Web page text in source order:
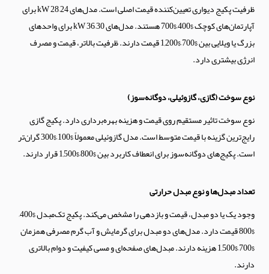
ظرفیت پکیج دیواری تعیین‌کننده قیمت اصلی است. مدل‌های 24–28 kW برای
آپارتمان‌های کوچک $400–$700 هستند. مدل‌های 30–36 kW برای واحدهای
بزرگ یا ویلایی بین $700–$1,200 قیمت دارند. ظرفیت بالاتر، قیمت و مصرف
انرژی بیشتری دارد.
نوع سوخت (گازی، گازوئیلی، دوگانه‌سوز)
نوع سوخت تاثیر مستقیم روی قیمت و هزینه بهره‌برداری دارد. پکیج گازی
رایج‌ترین گزینه با قیمت متوسط است. مدل گازوئیلی معمولاً $100–$300 گران‌تر
است. پکیج‌های دوگانه‌سوز برای انعطاف کاربرد بین $800–$1,500 قرار دارند.
تعداد مبدل‌ها و نوع مبدل حرارتی
وجود یک یا دو مبدل، قیمت و بازدهی را مشخص می‌کند. پکیج تک‌مبدل $400–
$800 قیمت دارد. مدل‌های دو مبدل برای گرمایش و آب گرم مصرفی همزمان
$700–$1,500 هزینه دارند. مبدل‌های صفحه‌ای و مسی کیفیت و دوام بالاتری
دارند.